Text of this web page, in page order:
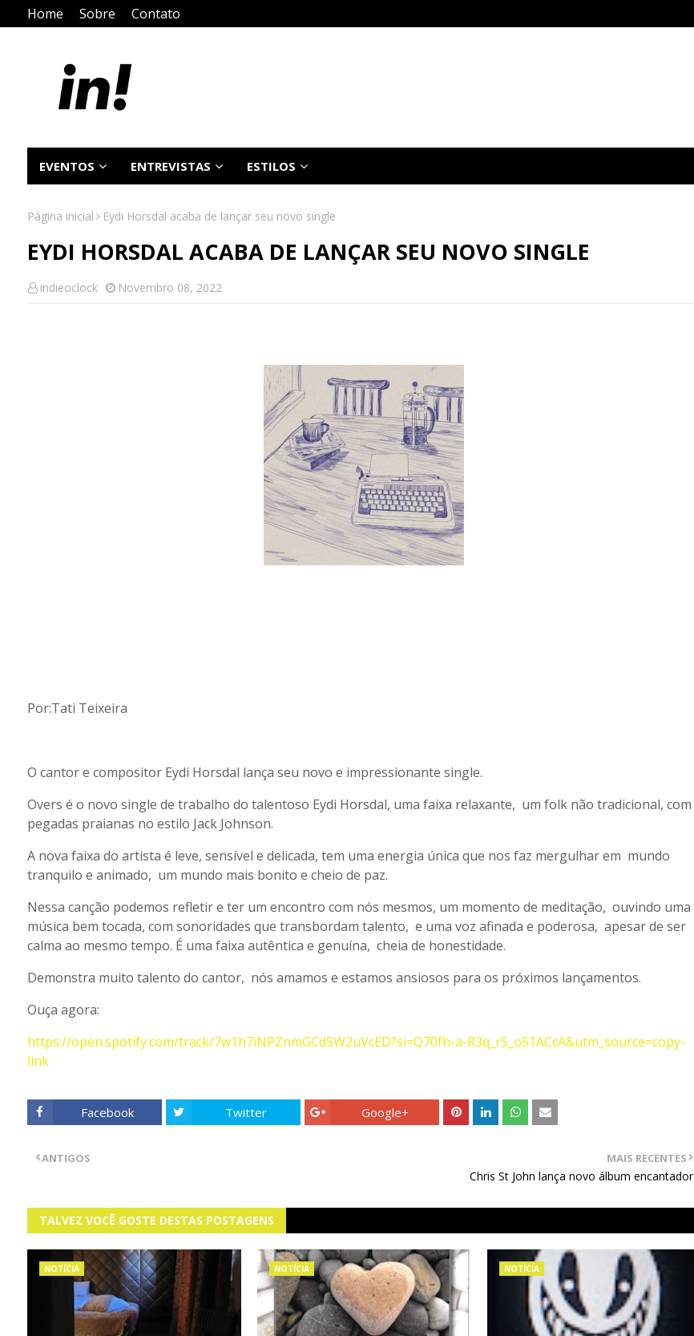
Home Sobre Contato
EVENTOS ENTREVISTAS ESTILOS
Página inicial Eydi Horsdal acaba de lançar seu novo single
EYDI HORSDAL ACABA DE LANÇAR SEU NOVO SINGLE
indieoclock Novembro 08, 2022
Por:Tati Teixeira
O cantor e compositor Eydi Horsdal lança seu novo e impressionante single.
Overs é o novo single de trabalho do talentoso Eydi Horsdal, uma faixa relaxante, um folk não tradicional, com
pegadas praianas no estilo Jack Johnson.
A nova faixa do artista é leve, sensível e delicada, tem uma energia única que nos faz mergulhar em mundo
tranquilo e animado, um mundo mais bonito e cheio de paz.
Nessa canção podemos refletir e ter um encontro com nós mesmos, um momento de meditação, ouvindo uma
música bem tocada, com sonoridades que transbordam talento, e uma voz afinada e poderosa, apesar de ser
calma ao mesmo tempo. É uma faixa autêntica e genuína, cheia de honestidade.
Demonstra muito talento do cantor, nós amamos e estamos ansiosos para os próximos lançamentos.
Ouça agora:
https://open.spotify.com/track/7w1h7iNPZnmGCdSW2uVcED?si=Q70fh-a-R3q_rS_o51ACcA&utm_source=copy-
link
Facebook Twitter Google+
MAIS RECENTES
Chris St John lança novo álbum encantador
ANTIGOS
TALVEZ VOCÊ GOSTE DESTAS POSTAGENS
NOTÍCIA NOTÍCIA NOTÍCIA